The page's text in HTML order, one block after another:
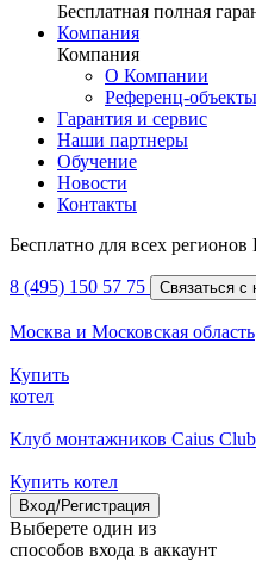
Бесплатная полная
Компания
Компания
О Компании
Референц-объекты
Гарантия и сервис
Наши партнеры
Обучение
Новости
Контакты
Бесплатно для всех регионов
8 (495) 150 57 75 Связаться с
Москва и Московская область
Купить
котел
Клуб монтажников Caius Club
Купить котел
Вход/Регистрация
Выберете один из
способов входа в аккаунт